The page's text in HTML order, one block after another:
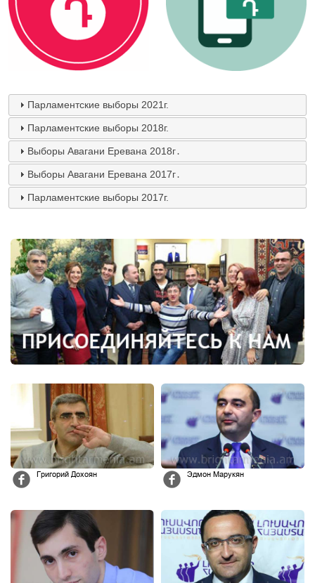
Парламентские выборы 2021г.
Парламентские выборы 2018г.
Выборы Авагани Еревана 2018г․
Выборы Авагани Еревана 2017г․
Парламентские выборы 2017г.
Григорий Дохоян Эдмон Марукян